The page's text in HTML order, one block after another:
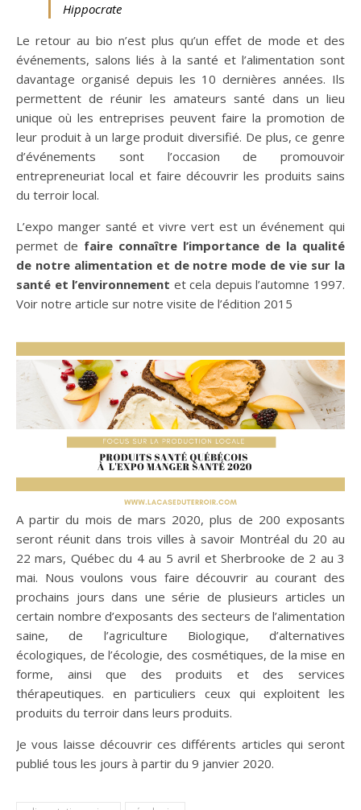
Hippocrate
Le retour au bio n’est plus qu’un effet de mode et des
événements, salons liés à la santé et l’alimentation sont
davantage organisé depuis les 10 dernières années. Ils
permettent de réunir les amateurs santé dans un lieu
unique où les entreprises peuvent faire la promotion de
leur produit à un large produit diversifié. De plus, ce genre
d’événements sont l’occasion de promouvoir
entrepreneuriat local et faire découvrir les produits sains
du terroir local.
L’expo manger santé et vivre vert est un événement qui
permet de faire connaître l’importance de la qualité
de notre alimentation et de notre mode de vie sur la
santé et l’environnement et cela depuis l’automne 1997.
Voir notre article sur notre visite de l’édition 2015
A partir du mois de mars 2020, plus de 200 exposants
seront réunit dans trois villes à savoir Montréal du 20 au
22 mars, Québec du 4 au 5 avril et Sherbrooke de 2 au 3
mai. Nous voulons vous faire découvrir au courant des
prochains jours dans une série de plusieurs articles un
certain nombre d’exposants des secteurs de l’alimentation
saine, de l’agriculture Biologique, d’alternatives
écologiques, de l’écologie, des cosmétiques, de la mise en
forme, ainsi que des produits et des services
thérapeutiques. en particuliers ceux qui exploitent les
produits du terroir dans leurs produits.
Je vous laisse découvrir ces différents articles qui seront
publié tous les jours à partir du 9 janvier 2020.